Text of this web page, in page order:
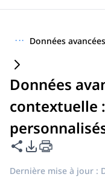
···
Données
contextuelle
Partager cette
Options
Dernière mise à jour :